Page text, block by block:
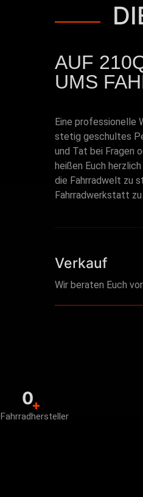
AUF
UMS
Eine professionelle
stetig geschultes
und Tat bei Fragen
heißen Euch
die Fahrradwelt zu
Fahrradwerkstatt
Verkauf
Wir beraten Euch
0+
Fahrradhersteller